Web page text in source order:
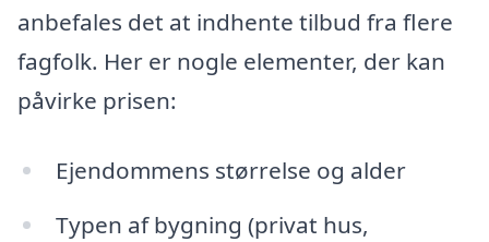
anbefales det at indhente tilbud fra flere
fagfolk. Her er nogle elementer, der kan
påvirke prisen:
Ejendommens størrelse og alder
Typen af bygning (privat hus,